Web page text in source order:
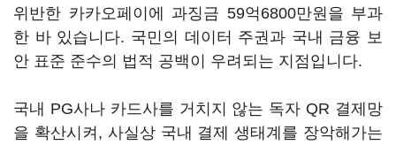
위반한 카카오페이에 과징금 59억6800만원을 부과
한 바 있습니다. 국민의 데이터 주권과 국내 금융 보
안 표준 준수의 법적 공백이 우려되는 지점입니다.
국내 PG사나 카드사를 거치지 않는 독자 QR 결제망
을 확산시켜, 사실상 국내 결제 생태계를 장악해가는